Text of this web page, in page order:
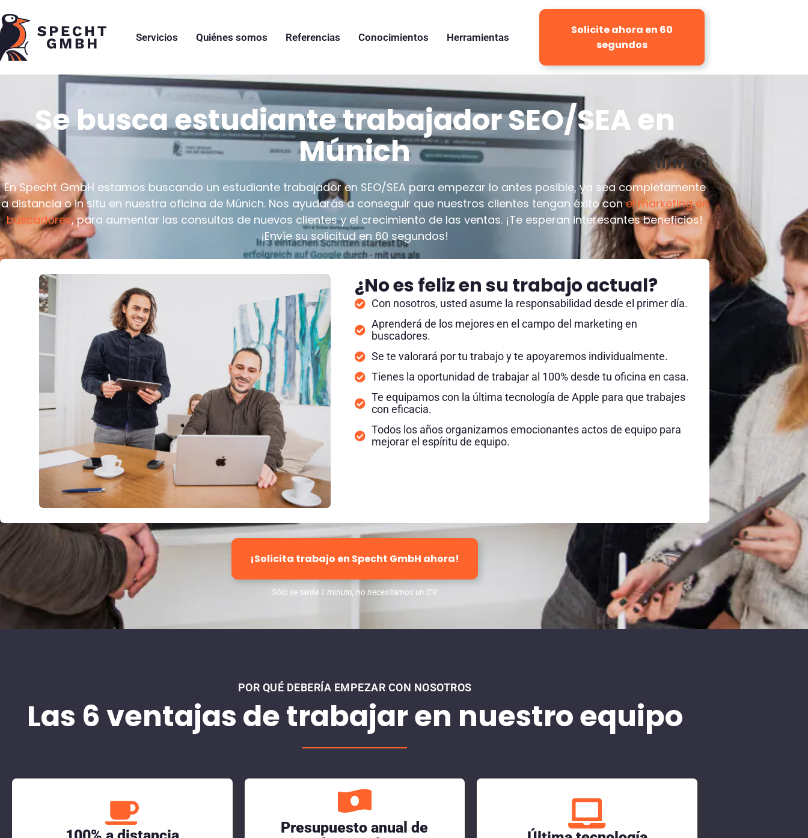
Servicios Quiénes somos Referencias Conocimientos Herramientas
Solicite ahora en 60
segundos
Se busca estudiante trabajador SEO/SEA en
Múnich (h/m/d)
En Specht GmbH estamos buscando un estudiante trabajador en SEO/SEA para empezar lo antes posible, ya sea completamente
a distancia o in situ en nuestra oficina de Múnich. Nos ayudarás a conseguir que nuestros clientes tengan éxito conel marketing en
buscadores, para aumentar las consultas de nuevos clientes y el crecimiento de las ventas. ¡Te esperan interesantes beneficios!
¡Envíe su solicitud en 60 segundos!
¿No es feliz en su trabajo actual?
Con nosotros, usted asume la responsabilidad desde el primer día.
Aprenderá de los mejores en el campo del marketing en
buscadores.
Se te valorará por tu trabajo y te apoyaremos individualmente.
Tienes la oportunidad de trabajar al 100% desde tu oficina en casa.
Te equipamos con la última tecnología de Apple para que trabajes
con eficacia.
Todos los años organizamos emocionantes actos de equipo para
mejorar el espíritu de equipo.
¡Solicita trabajo en Specht GmbH ahora!
Sólo se tarda 1 minuto, no necesitamos un CV.
POR QUÉ DEBERÍA EMPEZAR CON NOSOTROS
Las 6 ventajas de trabajar en nuestro equipo
Presupuesto anual de